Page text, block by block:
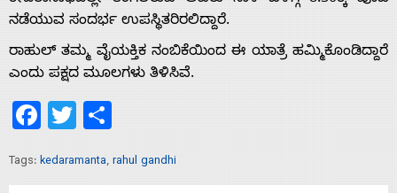
ನಡೆಯುವ ಸಂದರ್ಭ ಉಪಸ್ಥಿತರಿರಲಿದ್ದಾರೆ.
ರಾಹುಲ್ ತಮ್ಮ ವೈಯಕ್ತಿಕ ನಂಬಿಕೆಯಿಂದ ಈ ಯಾತ್ರೆ ಹಮ್ಮಿಕೊಂಡಿದ್ದಾರೆ
ಎಂದು ಪಕ್ಷದ ಮೂಲಗಳು ತಿಳಿಸಿವೆ.
Facebook
Twitter
Tags: kedaramanta, rahul gandhi